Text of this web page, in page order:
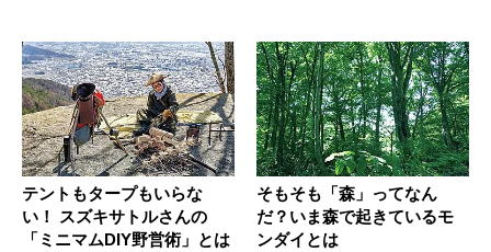
テントもタープもいらな
い！ スズキサトルさんの
「ミニマムDIY野営術」とは
そもそも「森」ってなん
だ？いま森で起きているモ
ンダイとは